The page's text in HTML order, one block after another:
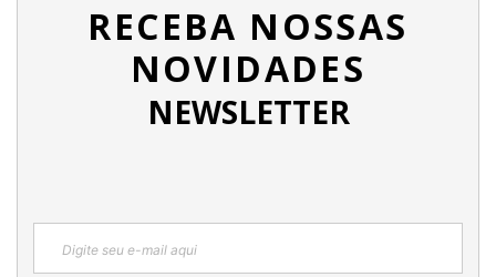
RECEBA NOSSAS
NOVIDADES
NEWSLETTER